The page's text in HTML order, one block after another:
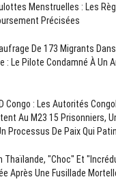
Menstruelles : Les
Précisées
De 173 Migrants
: Le Pilote Condamné À Un
Congo : Les Autorités
Au M23 15 Prisonniers,
Processus De Paix Qui
Thaïlande, "choc" Et
Après Une Fusillade